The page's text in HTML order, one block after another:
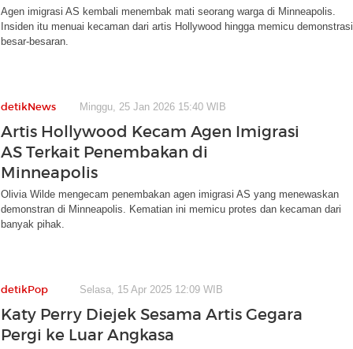
Agen imigrasi AS kembali menembak mati seorang warga di Minneapolis.
Insiden itu menuai kecaman dari artis Hollywood hingga memicu demonstrasi
besar-besaran.
detikNews Minggu, 25 Jan 2026 15:40 WIB
Artis Hollywood Kecam Agen Imigrasi
AS Terkait Penembakan di
Minneapolis
Olivia Wilde mengecam penembakan agen imigrasi AS yang menewaskan
demonstran di Minneapolis. Kematian ini memicu protes dan kecaman dari
banyak pihak.
detikPop Selasa, 15 Apr 2025 12:09 WIB
Katy Perry Diejek Sesama Artis Gegara
Pergi ke Luar Angkasa